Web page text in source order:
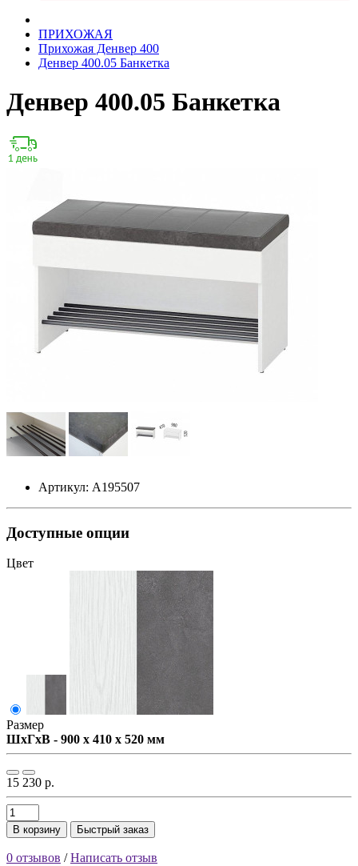
ПРИХОЖАЯ
Прихожая Денвер 400
Денвер 400.05 Банкетка
Денвер 400.05 Банкетка
Артикул: А195507
Доступные опции
Цвет
Размер
ШxГxВ - 900 x 410 x 520 мм
15 230 р.
В корзину Быстрый заказ
0 отзывов /Написать отзыв